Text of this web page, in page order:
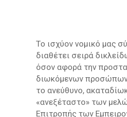
Το ισχύον νομικό μας
διαθέτει σειρά
όσον αφορά την
διωκόμενων
το ανεύθυνο,
«ανεξέταστο» των
Επιτροπής των